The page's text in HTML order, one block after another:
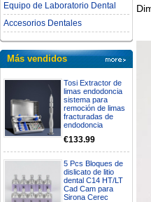
Equipo de Laboratorio Dental
Accesorios Dentales
Más vendidos
Tosi Extractor de
limas endodoncia
sistema para
remoción de limas
fracturadas de
endodoncia
€133.99
5 Pcs Bloques de
dislicato de litio
dental C14 HT/LT
Cad Cam para
Sirona Cerec